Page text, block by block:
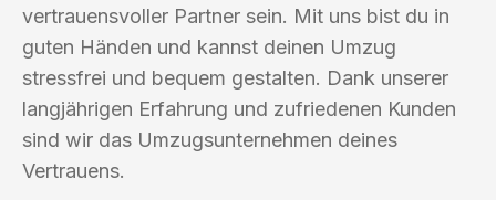
vertrauensvoller Partner sein. Mit uns bist du in
guten Händen und kannst deinen Umzug
stressfrei und bequem gestalten. Dank unserer
langjährigen Erfahrung und zufriedenen Kunden
sind wir das Umzugsunternehmen deines
Vertrauens.